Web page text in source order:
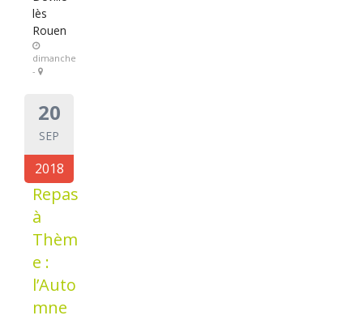
lès
Rouen
dimanche
-
20
SEP
2018
Repas
à
Thèm
e :
l’Auto
mne